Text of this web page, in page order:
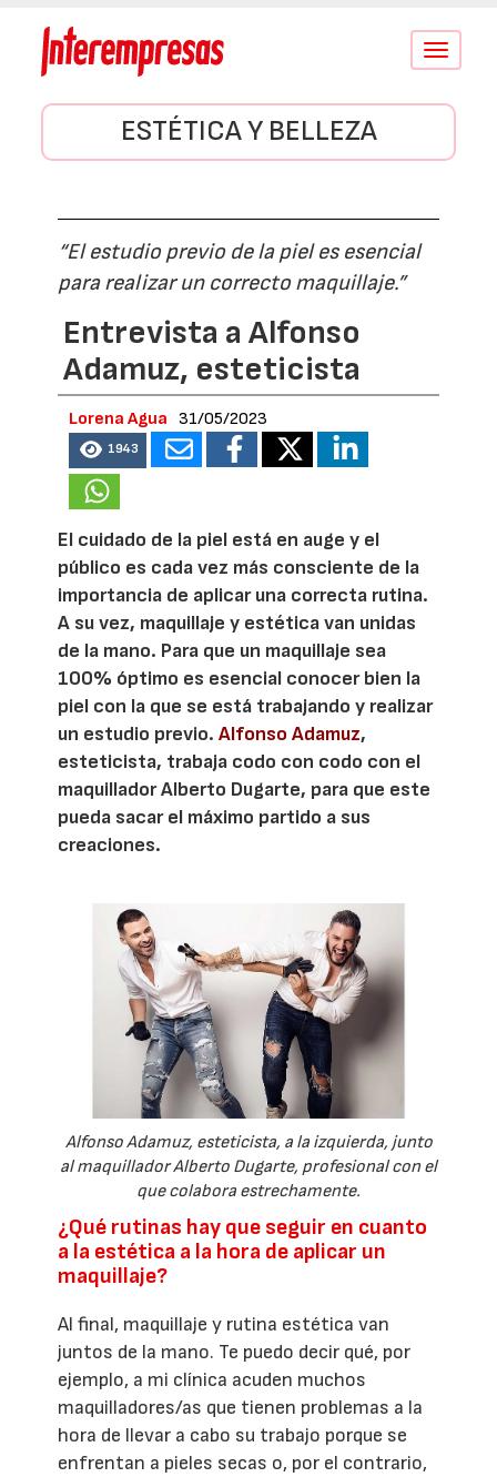
Conmutar
ESTÉTICA Y BELLEZA
“El estudio previo de la piel es esencial
para realizar un correcto maquillaje.”
Entrevista a Alfonso
Adamuz, esteticista
Lorena Agua 31/05/2023
1943
El cuidado de la piel está en auge y el
público es cada vez más consciente de la
importancia de aplicar una correcta rutina.
A su vez, maquillaje y estética van unidas
de la mano. Para que un maquillaje sea
100% óptimo es esencial conocer bien la
piel con la que se está trabajando y realizar
un estudio previo.Alfonso Adamuz,
esteticista, trabaja codo con codo con el
maquillador Alberto Dugarte, para que este
pueda sacar el máximo partido a sus
creaciones.
Alfonso Adamuz, esteticista, a la izquierda, junto
al maquillador Alberto Dugarte, profesional con el
que colabora estrechamente.
¿Qué rutinas hay que seguir en cuanto
a la estética a la hora de aplicar un
maquillaje?
Al final, maquillaje y rutina estética van
juntos de la mano. Te puedo decir qué, por
ejemplo, a mi clínica acuden muchos
maquilladores/as que tienen problemas a la
hora de llevar a cabo su trabajo porque se
enfrentan a pieles secas o, por el contrario,